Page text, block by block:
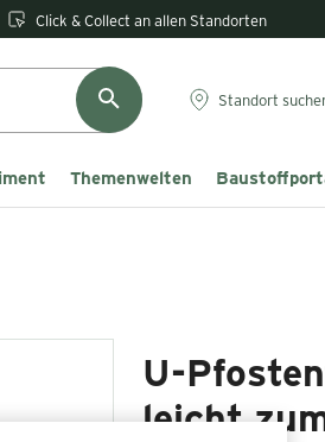
Click & Collect an allen Standorten
Standort
Themenwelten
U-
leicht